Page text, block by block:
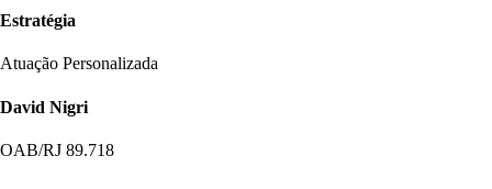
Estratégia
Atuação Personalizada
David Nigri
OAB/RJ 89.718